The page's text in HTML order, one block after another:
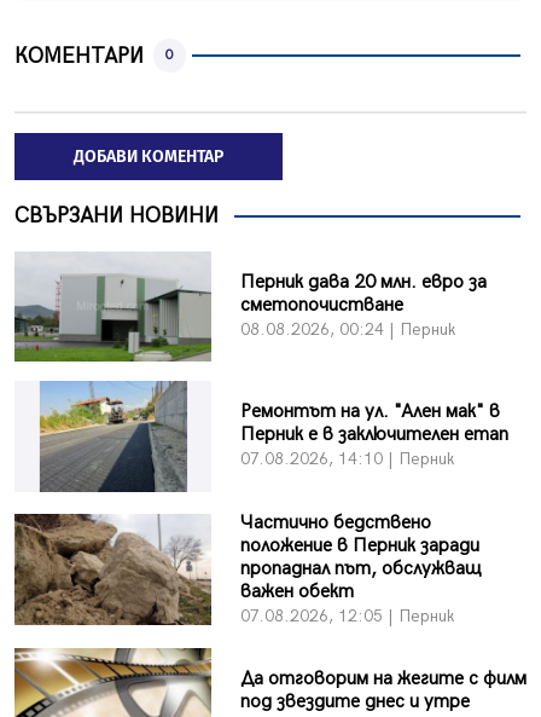
КОМЕНТАРИ 0
ДОБАВИ КОМЕНТАР
СВЪРЗАНИ НОВИНИ
Перник дава 20 млн. евро за
сметопочистване
08.08.2026, 00:24 | Перник
Ремонтът на ул. "Ален мак" в
Перник е в заключителен етап
07.08.2026, 14:10 | Перник
Частично бедствено
положение в Перник заради
пропаднал път, обслужващ
важен обект
07.08.2026, 12:05 | Перник
Да отговорим на жегите с филм
под звездите днес и утре